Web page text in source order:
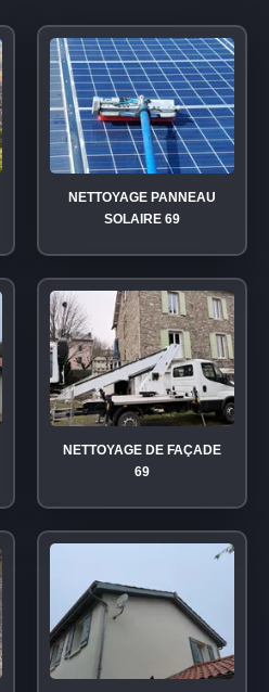
NETTOYAGE PANNEAU
SOLAIRE 69
NETTOYAGE DE FAÇADE
69